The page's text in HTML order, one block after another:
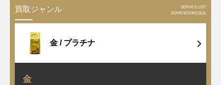
買取ジャンル
SERVICE LIST
2026年08月08日現在
金 / プラチナ
金